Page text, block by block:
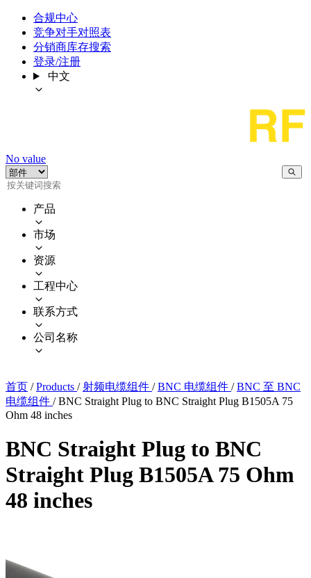
合规中心
竞争对手对照表
分销商库存搜索
登录/注册
中文
No value
产品
市场
资源
工程中心
联系方式
公司名称
首页 / Products / 射频电缆组件 / BNC 电缆组件 / BNC 至 BNC
电缆组件 / BNC Straight Plug to BNC Straight Plug B1505A 75
Ohm 48 inches
BNC Straight Plug to BNC
Straight Plug B1505A 75 Ohm
48 inches